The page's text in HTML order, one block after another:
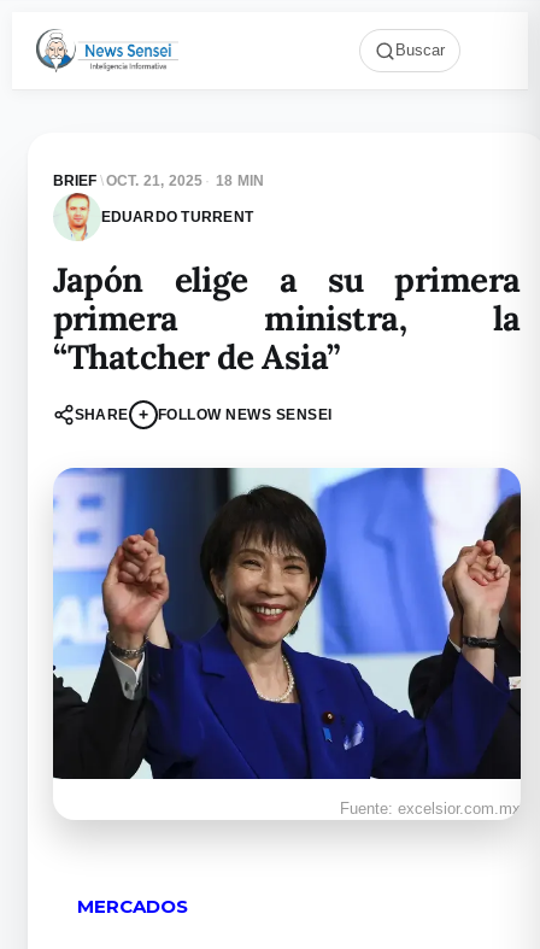
Buscar
BRIEF \OCT. 21, 2025 · 18 MIN
EDUARDO TURRENT
Japón elige a su primera
primera ministra, la
“Thatcher de Asia”
SHARE + FOLLOW NEWS SENSEI
Fuente: excelsior.com.mx
MERCADOS